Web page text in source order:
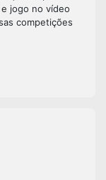
jogo no vídeo
competições